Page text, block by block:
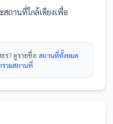
สถานที่ใกล้เคียงเพื่อ
ธร? ดูรายชื่อ สถานที่ทั้งหมด
วมสถานที่